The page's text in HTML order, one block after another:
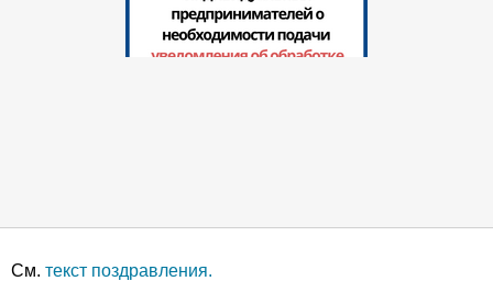
См. текст поздравления.